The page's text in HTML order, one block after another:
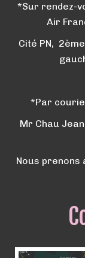
*Sur rendez-
Air
Cité PN,
*Par
Mr Chau
Nous prenons